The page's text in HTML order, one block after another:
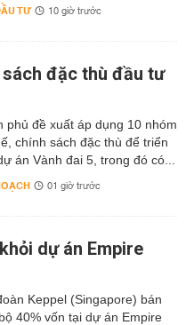
TƯ 10 giờ trước
đặc thù đầu tư
phủ đề xuất áp dụng 10 nhóm
chính sách đặc thù để triển
án Vành đai 5, trong đó có...
01 giờ trước
dự án Empire
Keppel (Singapore) bán
40% vốn tại dự án Empire